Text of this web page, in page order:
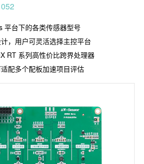
平台下的各类传感器型号
，用户可灵活选择主控平台
RT 系列高性价比跨界处理器
配多个配板加速项目评估